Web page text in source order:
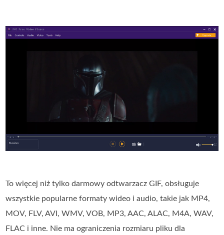
To więcej niż tylko darmowy odtwarzacz GIF, obsługuje
wszystkie popularne formaty wideo i audio, takie jak MP4,
MOV, FLV, AVI, WMV, VOB, MP3, AAC, ALAC, M4A, WAV,
FLAC i inne. Nie ma ograniczenia rozmiaru pliku dla